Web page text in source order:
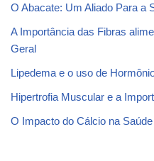
O Abacate: Um Aliado Para a
A Importância das Fibras
Geral
Lipedema e o uso de
Hipertrofia Muscular e a
O Impacto do Cálcio na